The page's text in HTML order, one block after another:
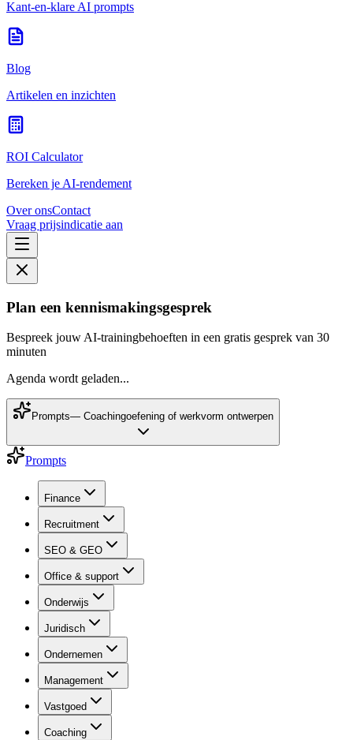
Kant-en-klare AI prompts
Blog
Artikelen en inzichten
ROI Calculator
Bereken je AI-rendement
Over onsContact
Vraag prijsindicatie aan
Plan een kennismakingsgesprek
Bespreek jouw AI-trainingbehoeften in een gratis gesprek van 30
minuten
Agenda wordt geladen...
Prompts— Coachingoefening of werkvorm ontwerpen
Prompts
Finance
Recruitment
SEO & GEO
Office & support
Onderwijs
Juridisch
Ondernemen
Management
Vastgoed
Coaching